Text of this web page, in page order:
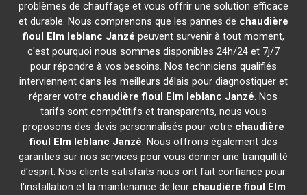
problèmes de chauffage et vous offrir une solution efficace
et durable. Nous comprenons que les pannes de chaudière
fioul Elm leblanc Janzé peuvent survenir à tout moment,
c'est pourquoi nous sommes disponibles 24h/24 et 7j/7
pour répondre à vos besoins. Nos techniciens qualifiés
interviennent dans les meilleurs délais pour diagnostiquer et
réparer votre chaudière fioul Elm leblanc Janzé. Nos
tarifs sont compétitifs et transparents, nous vous
proposons des devis personnalisés pour votre chaudière
fioul Elm leblanc Janzé. Nous offrons également des
garanties sur nos services pour vous donner une tranquillité
d'esprit. Nos clients satisfaits nous ont fait confiance pour
l'installation et la maintenance de leur chaudière fioul Elm